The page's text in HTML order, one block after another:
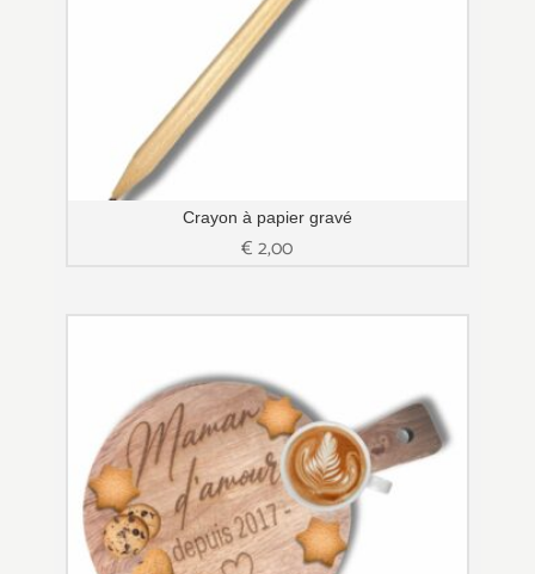
Crayon à papier gravé
€2,00